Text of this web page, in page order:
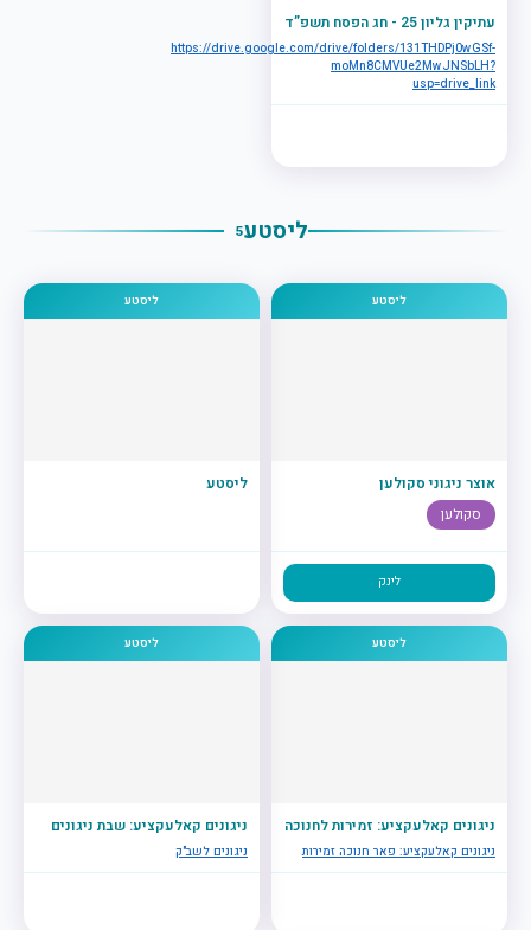
עתיקין גליון 25 - חג הפסח תשפ”ד
https://drive.google.com/drive/folders/131THDPj0wGSf-
moMn8CMVUe2MwJNSbLH?
usp=drive_link
ליסטע5
ליסטע
אוצר ניגוני סקולען
סקולען
לינק
ליסטע
ליסטע
ליסטע
ניגונים קאלעקציע: זמירות לחנוכה
ניגונים קאלעקציע: פאר חנוכה זמירות
ליסטע
ניגונים קאלעקציע: שבת ניגונים
ניגונים לשב"ק